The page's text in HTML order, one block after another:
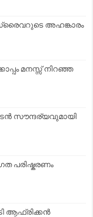
അഹങ്കാരം
മനസ്സ് നിറഞ്ഞ
സൗന്ദര്യവുമായി
പരിഷ്കരണം
ആഫ്രിക്കൻ